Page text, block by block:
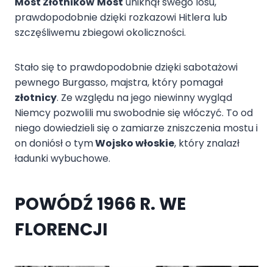
prawdopodobnie dzięki rozkazowi Hitlera lub
szczęśliwemu zbiegowi okoliczności.
Stało się to prawdopodobnie dzięki sabotażowi
pewnego Burgasso, majstra, który pomagał
złotnicy. Ze względu na jego niewinny wygląd
Niemcy pozwolili mu swobodnie się włóczyć. To od
niego dowiedzieli się o zamiarze zniszczenia mostu i
on doniósł o tymWojsko włoskie, który znalazł
ładunki wybuchowe.
POWÓDŹ 1966 R. WE
FLORENCJI